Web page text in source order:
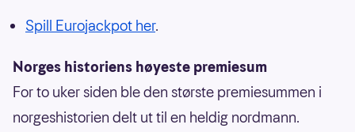
Spill Eurojackpot her.
Norges historiens høyeste premiesum
For to uker siden ble den største premiesummen i
norgeshistorien delt ut til en heldig nordmann.